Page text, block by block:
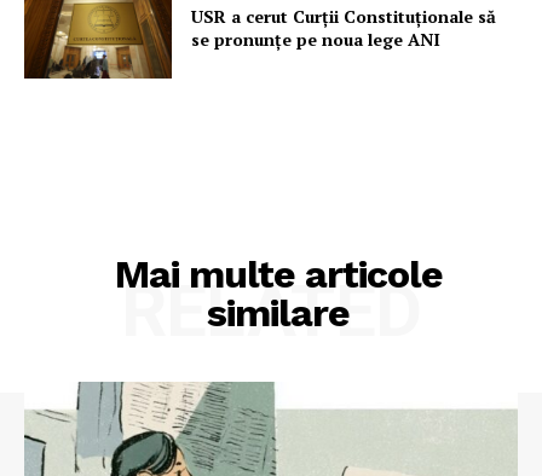
USR a cerut Curții Constituționale să
se pronunțe pe noua lege ANI
Mai multe articole
similare
RELATED